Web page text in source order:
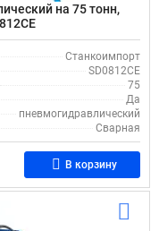
на 75 тонн,
Станкоимпорт
SD0812CE
75
Да
пневмогидравлический
Сварная
В корзину